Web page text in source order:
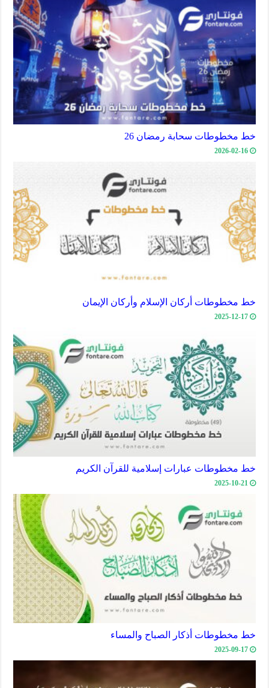
خط مخطوطات سحابة رمضان 26
2026-02-16
خط مخطوطات أركان الإسلام وأركان الإيمان
2025-12-17
خط مخطوطات عبارات إسلامية للقرآن الكريم
2025-10-21
خط مخطوطات أذكار الصباح والمساء
2025-09-17